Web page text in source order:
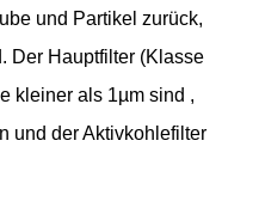
und Partikel zurück,
Der Hauptfilter (Klasse
kleiner als 1µm sind ,
und der Aktivkohlefilter